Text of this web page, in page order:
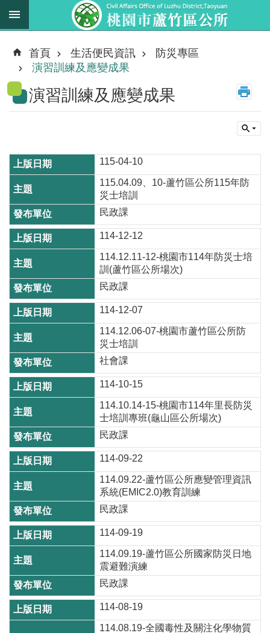
跳到主要內容區塊
新
消
息
業
法
規
料
進
階
搜
尋
蘆
竹
區
介
紹
訊
息
公
告
生
活
便
民
資
訊
機
關
通
首頁 生活便民資訊
防災專區
演習訓練及應變成果
演習訓練及應變成果
115-04-10
115.04.09、10-蘆竹區公所115年防
災士培訓
民政課
114-12-12
114.12.11-12-桃園市114年防災士培
訓(蘆竹區公所場次)
民政課
114-12-07
114.12.06-07-桃園市蘆竹區公所防
災士培訓
社會課
114-10-15
114.10.14-15-桃園市114年里長防災
士培訓專班(龜山區公所場次)
民政課
114-09-22
114.09.22-蘆竹區公所應變管理資訊
系統(EMIC2.0)教育訓練
民政課
114-09-19
114.09.19-蘆竹區公所國家防災日地
震避難演練
民政課
114-08-19
114.08.19-全國毒性及關注化學物質